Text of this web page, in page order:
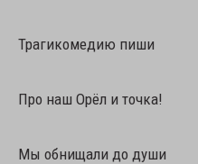
Трагикомедию пиши
Про наш Орёл и точка!
Мы обнищали до души